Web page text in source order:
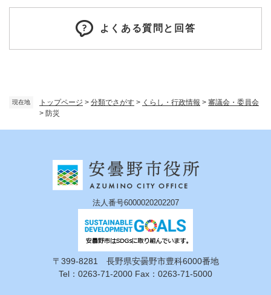
現在地 トップページ > 分類でさがす > くらし・行政情報 > 審議会・委員会
> 防災
よくある質問と回答
法人番号6000020202207
〒399-8281 長野県安曇野市豊科6000番地
Tel：0263-71-2000 Fax：0263-71-5000